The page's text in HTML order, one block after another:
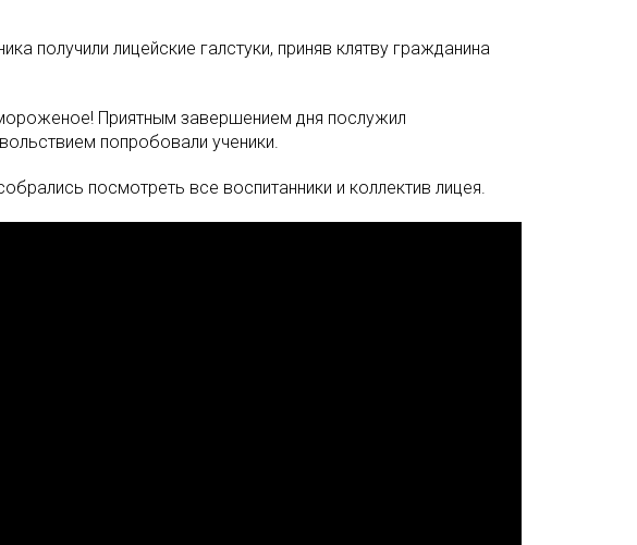
получили лицейские галстуки, приняв клятву гражданина
Приятным завершением дня послужил
попробовали ученики.
посмотреть все воспитанники и коллектив лицея.